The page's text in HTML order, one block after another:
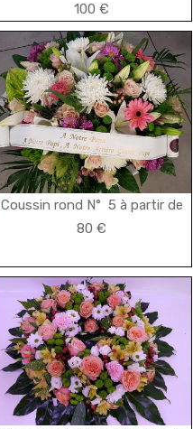
100 €
Coussin rond N° 5 à partir de
80 €